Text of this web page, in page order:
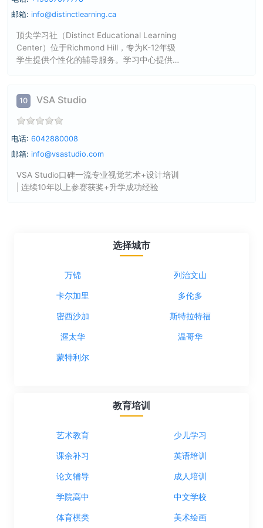
邮箱: info@distinctlearning.ca
顶尖学习社（Distinct Educational Learning
Center）位于Richmond Hill，专为K-12年级
学生提供个性化的辅导服务。学习中心提供
课程和创新的STEM课程，如乐高机器人和
Scratch/Python编程，旨在培养学生的创造
力和解决问题的能力。该中心强调为每位学
生量身定制教育计划，提供灵活的学习方案
供免费的教育评估，以确保教学计划能够满
足学生的个别需求。联系方式包括电话、短
信/WhatsApp、电子邮件及网站链接，鼓励
10 VSA Studio
电话: 6042880008
邮箱: info@vsastudio.com
VSA Studio口碑一流专业视觉艺术+设计培训
| 连续10年以上参赛获奖+升学成功经验
选择城市
万锦 列治文山
卡尔加里 多伦多
密西沙加 斯特拉特福
渥太华 温哥华
蒙特利尔
教育培训
艺术教育 少儿学习
课余补习 英语培训
论文辅导 成人培训
学院高中 中文学校
体育棋类 美术绘画